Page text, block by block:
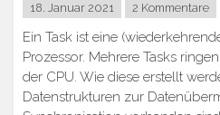
18. Januar 2021 2 Kommentare
Ein Task ist eine
Prozessor. Mehrere Tasks
der CPU. Wie diese erstellt
Datenstrukturen zur